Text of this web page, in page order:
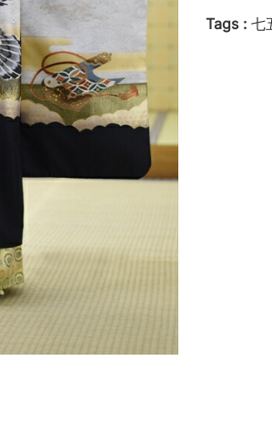
Tags : 七